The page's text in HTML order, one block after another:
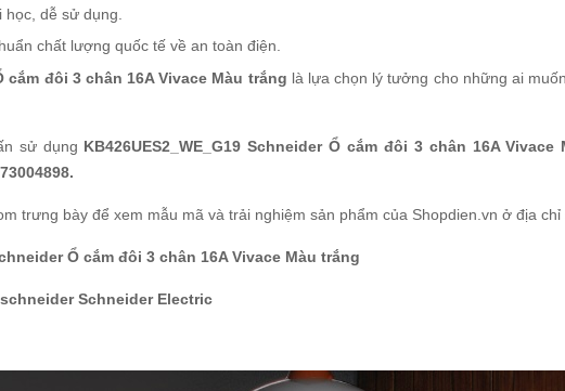
dễ sử dụng.
chất lượng quốc tế về an toàn điện.
cắm đôi 3 chân 16A Vivace Màu trắng là lựa chọn lý tưởng cho những ai
sử dụng KB426UES2_WE_G19 Schneider Ổ cắm đôi 3 chân 16A Vivace
trưng bày để xem mẫu mã và trải nghiệm sản phẩm của Shopdien.vn ở địa
Ổ cắm đôi 3 chân 16A Vivace Màu trắng
Schneider Electric